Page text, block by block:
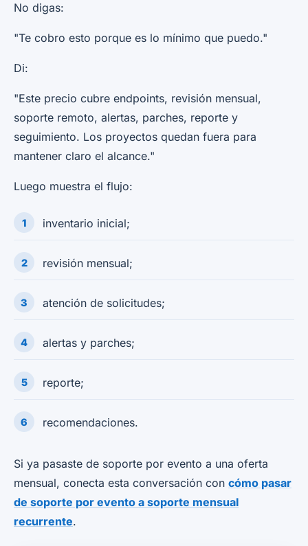
No digas:
"Te cobro esto porque es lo mínimo que puedo."
Di:
"Este precio cubre endpoints, revisión mensual,
soporte remoto, alertas, parches, reporte y
seguimiento. Los proyectos quedan fuera para
mantener claro el alcance."
Luego muestra el flujo:
inventario inicial;
revisión mensual;
atención de solicitudes;
alertas y parches;
reporte;
recomendaciones.
Si ya pasaste de soporte por evento a una oferta
mensual, conecta esta conversación con cómo pasar
de soporte por evento a soporte mensual
recurrente.